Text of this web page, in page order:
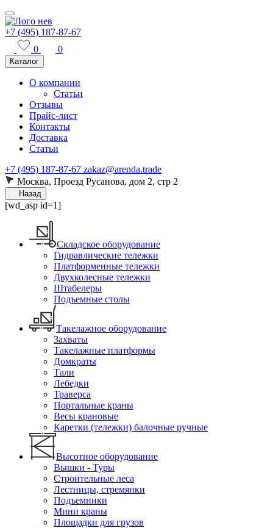
+7 (495) 187-87-67
0
0
Каталог
О компании
Статьи
Отзывы
Прайс-лист
Контакты
Доставка
Статьи
+7 (495) 187-87-67 zakaz@arenda.trade
Москва, Проезд Русанова, дом 2, стр 2
Назад
[wd_asp id=1]
Складское оборудование
Гидравлические тележки
Платформенные тележки
Двухколесные тележки
Штабелеры
Подъемные столы
Такелажное оборудование
Захваты
Такелажные платформы
Домкраты
Тали
Лебедки
Траверса
Портальные краны
Весы крановые
Каретки (тележки) балочные ручные
Высотное оборудование
Вышки - Туры
Строительные леса
Лестницы, стремянки
Подъемники
Мини краны
Площадки для грузов